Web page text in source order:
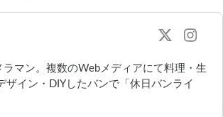
マン。複数のWebメディアにて料理・生
イン・DIYしたバンで「休日バンライ